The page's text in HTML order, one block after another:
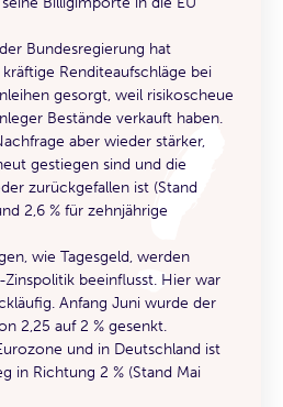
Bundesregierung hat
Renditeaufschläge bei
gesorgt, weil risikoscheue
Bestände verkauft haben.
aber wieder stärker,
gestiegen sind und die
zurückgefallen ist (Stand
2,6 % für zehnjährige
wie Tagesgeld, werden
beeinflusst. Hier war
Anfang Juni wurde der
2,25 auf 2 % gesenkt.
und in Deutschland ist
in Richtung 2 % (Stand Mai